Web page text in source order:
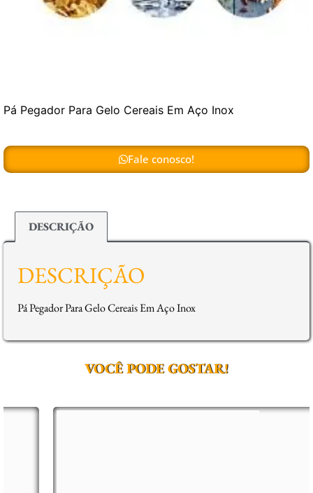
Pá Pegador Para Gelo Cereais Em Aço Inox
Fale conosco!
DESCRIÇÃO
DESCRIÇÃO
Pá Pegador Para Gelo Cereais Em Aço Inox
VOCÊ PODE GOSTAR!